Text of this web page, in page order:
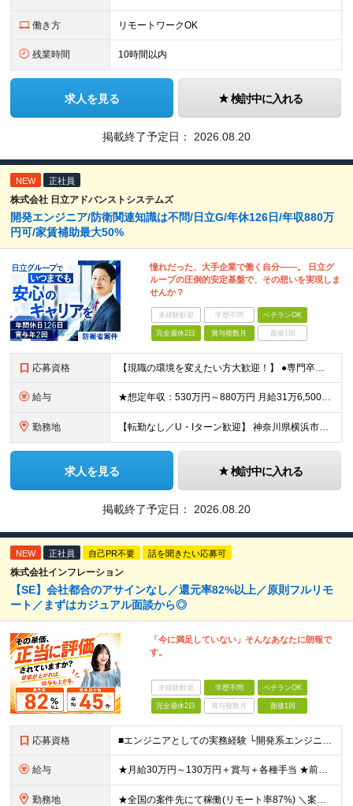
働き方 リモートワークOK
残業時間 10時間以内
求人を見る 検討中に入れる
掲載終了予定日： 2026.08.20
NEW 正社員
株式会社 日立アドバンストシステムズ
開発エンジニア/防衛関連知識は不問/日立G/年休126日/年収880万
円可/家賃補助最大50%
憧れだった、大手企業で働く自分――。 日立グ
ループの圧倒的安定基盤で、その想いを実現しま
せんか？
未経験歓迎 学歴不問 ベテランOK
完全週休2日 賞与複数月 面接1回
応募資格 【現職の環境を変えたい方大歓迎！】 ●専門卒以上 ●何らかのアプリケーション開発経験をお持ちの方 ※担当フェーズ（設計・構築・試験・保守など）、開発言語、防衛分野の知識は一切不問です！ ★求める人
給与 ★想定年収：530万円～880万円 月給31万6,500円～47万2,500円＋賞与年2回＋各種手当 ※経験・年齢・スキルを考慮の上、当社規定により決定します。 ※残業代は別途全額支給します。 ※
勤務地 【転勤なし／U・Iターン歓迎】 神奈川県横浜市戸塚区吉田町292番地 ※(変更の範囲)上記を除く当社関連勤務地
求人を見る 検討中に入れる
掲載終了予定日： 2026.08.20
NEW 正社員 自己PR不要 話を聞きたい応募可
株式会社インフレーション
【SE】会社都合のアサインなし／還元率82%以上／原則フルリモ
ート／まずはカジュアル面談から◎
「今に満足していない」そんなあなたに朗報で
す。
未経験歓迎 学歴不問 ベテランOK
完全週休2日 賞与複数月 面接1回
応募資格 ■エンジニアとしての実務経験 └開発系エンジニア／サーバ／NWの設計・構築や運用・保守／テクサポ経験／Web系 等 ◎学歴・ブランク・転職回数不問。20代、30代、40代が幅広く活躍中！ ◎選考はW
給与 ★月給30万円～130万円＋賞与＋各種手当 ★前職給与保証 ※給与は案件単価に完全連動 ※案件の契約内容や昇給、賞与額はすべて開示いたします。 ※上記給与には、月30時間の固定残業代（57,143円
勤務地 ★全国の案件先にて稼働(リモート率87%) ＼案件は「100%選択制」なので、理想の働き方が可能！／ ＼＼フルリモート・ハイブリッド・フル出社から選択可能です／／ ※事務作業／帰社日はありません